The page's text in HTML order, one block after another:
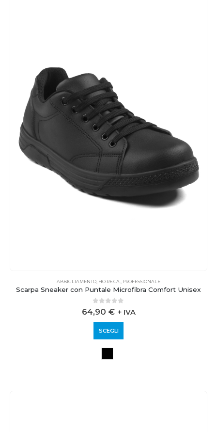
ABBIGLIAMENTO, HO.RE.CA., PROFESSIONALE
Scarpa Sneaker con Puntale Microfibra Comfort Unisex
0out of 5
64,90 € + IVA
SCEGLI